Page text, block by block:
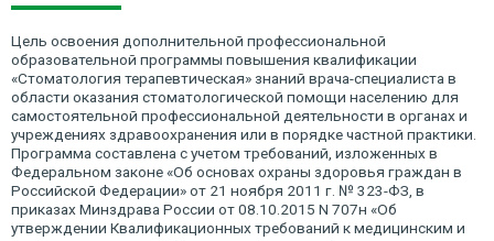
Цель освоения дополнительной профессиональной
образовательной программы повышения квалификации
«Стоматология терапевтическая» знаний врача-специалиста в
области оказания стоматологической помощи населению для
самостоятельной профессиональной деятельности в органах и
учреждениях здравоохранения или в порядке частной практики.
Программа составлена с учетом требований, изложенных в
Федеральном законе «Об основах охраны здоровья граждан в
Российской Федерации» от 21 ноября 2011 г. № 323-ФЗ, в
приказах Минздрава России от 08.10.2015 N 707н «Об
утверждении Квалификационных требований к медицинским и